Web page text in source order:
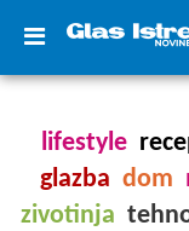
lifestyle
glazba dom
zivotinja